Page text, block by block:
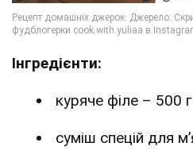
Інгредієнти:
куряче філе – 500 г
суміш спецій для